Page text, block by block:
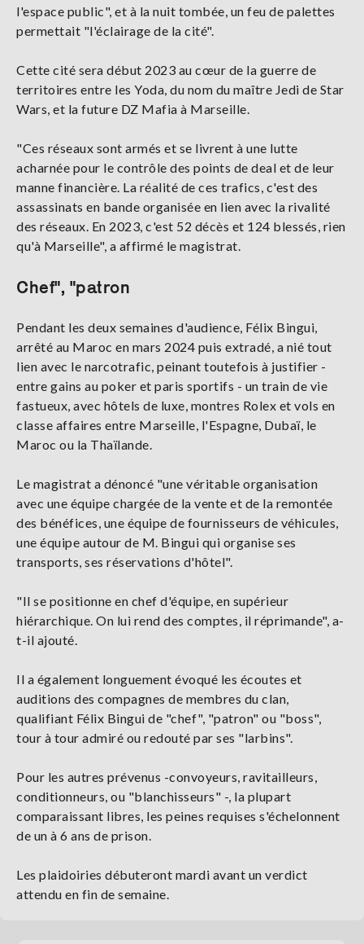
l'espace public", et à la nuit tombée, un feu de palettes
permettait "l'éclairage de la cité".
Cette cité sera début 2023 au cœur de la guerre de
territoires entre les Yoda, du nom du maître Jedi de Star
Wars, et la future DZ Mafia à Marseille.
"Ces réseaux sont armés et se livrent à une lutte
acharnée pour le contrôle des points de deal et de leur
manne financière. La réalité de ces trafics, c'est des
assassinats en bande organisée en lien avec la rivalité
des réseaux. En 2023, c'est 52 décès et 124 blessés, rien
qu'à Marseille", a affirmé le magistrat.
Chef", "patron
Pendant les deux semaines d'audience, Félix Bingui,
arrêté au Maroc en mars 2024 puis extradé, a nié tout
lien avec le narcotrafic, peinant toutefois à justifier -
entre gains au poker et paris sportifs - un train de vie
fastueux, avec hôtels de luxe, montres Rolex et vols en
classe affaires entre Marseille, l'Espagne, Dubaï, le
Maroc ou la Thaïlande.
Le magistrat a dénoncé "une véritable organisation
avec une équipe chargée de la vente et de la remontée
des bénéfices, une équipe de fournisseurs de véhicules,
une équipe autour de M. Bingui qui organise ses
transports, ses réservations d'hôtel".
"Il se positionne en chef d'équipe, en supérieur
hiérarchique. On lui rend des comptes, il réprimande", a-
t-il ajouté.
Il a également longuement évoqué les écoutes et
auditions des compagnes de membres du clan,
qualifiant Félix Bingui de "chef", "patron" ou "boss",
tour à tour admiré ou redouté par ses "larbins".
Pour les autres prévenus -convoyeurs, ravitailleurs,
conditionneurs, ou "blanchisseurs" -, la plupart
comparaissant libres, les peines requises s'échelonnent
de un à 6 ans de prison.
Les plaidoiries débuteront mardi avant un verdict
attendu en fin de semaine.